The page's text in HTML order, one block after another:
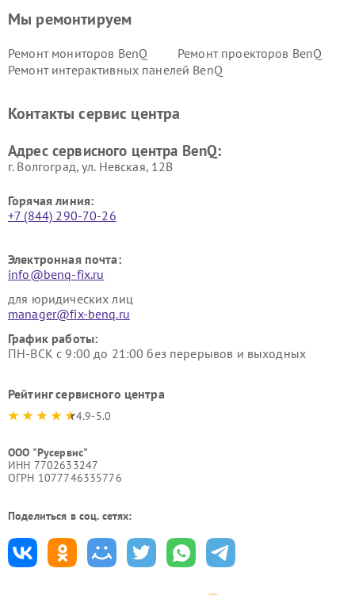
Мы ремонтируем
Ремонт мониторов BenQ
Ремонт проекторов BenQ
Ремонт интерактивных панелей BenQ
Контакты сервис центра
Адрес сервисного центра BenQ:
г. Волгоград, ул. Невская, 12В
Горячая линия:
+7 (844) 290-70-26
Электронная почта:
info@benq-fix.ru
для юридических лиц
manager@fix-benq.ru
График работы:
ПН-ВСК с 9:00 до 21:00 без перерывов и выходных
Рейтинг сервисного центра
4.9-5.0
ООО "Русервис"
ИНН 7702633247
ОГРН 1077746335776
Поделиться в соц. сетях: